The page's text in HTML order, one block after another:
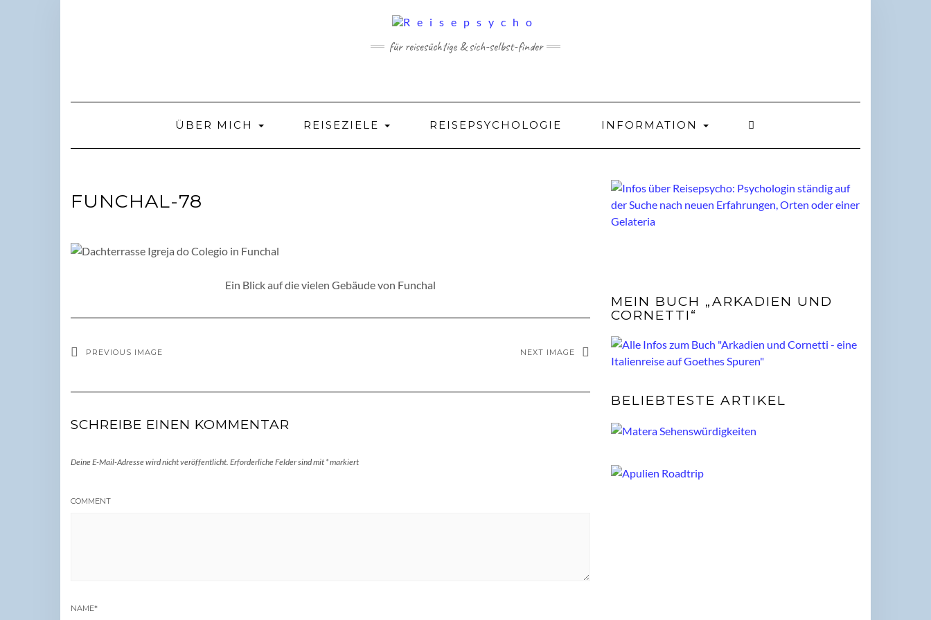
für reisesüchtige & sich-selbst-finder
ÜBER MICH REISEZIELE REISEPSYCHOLOGIE INFORMATION
FUNCHAL-78
Ein Blick auf die vielen Gebäude von Funchal
PREVIOUS IMAGE NEXT IMAGE
SCHREIBE EINEN KOMMENTAR
Deine E-Mail-Adresse wird nicht veröffentlicht. Erforderliche Felder sind mit *markiert
COMMENT
NAME*
MEIN BUCH „ARKADIEN UND
CORNETTI“
BELIEBTESTE ARTIKEL